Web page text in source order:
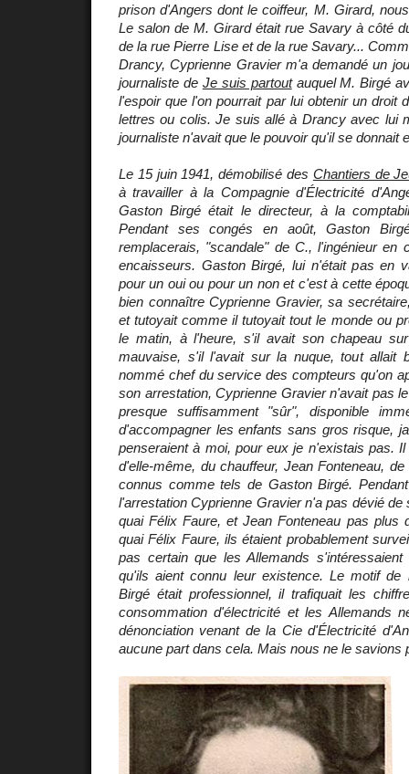
prison d'Angers dont le coiffeur, M. Girard,
Le salon de M. Girard était rue Savary à côté
de la rue Pierre Lise et de la rue Savary...
Drancy, Cyprienne Gravier m'a demandé un
journaliste de Je suis partoutauquel M. Birgé
l'espoir que l'on pourrait par lui obtenir un droit
lettres ou colis. Je suis allé à Drancy avec lui
journaliste n'avait que le pouvoir qu'il se donnait
Le 15 juin 1941, démobilisé des Chantiers de
à travailler à la Compagnie d'Électricité
Gaston Birgé était le directeur, à la
Pendant ses congés en août, Gaston
remplacerais, "scandale" de C., l'ingénieur en
encaisseurs. Gaston Birgé, lui n'était pas en
pour un oui ou pour un non et c'est à cette
bien connaître Cyprienne Gravier, sa
et tutoyait comme il tutoyait tout le monde ou
le matin, à l'heure, s'il avait son chapeau
mauvaise, s'il l'avait sur la nuque, tout allait
nommé chef du service des compteurs qu'on
son arrestation, Cyprienne Gravier n'avait pas
presque suffisamment "sûr", disponible
d'accompagner les enfants sans gros risque,
penseraient à moi, pour eux je n'existais pas.
d'elle-même, du chauffeur, Jean Fonteneau,
connus comme tels de Gaston Birgé.
l'arrestation Cyprienne Gravier n'a pas dévié de
quai Félix Faure, et Jean Fonteneau pas plus
quai Félix Faure, ils étaient probablement
pas certain que les Allemands
qu'ils aient connu leur existence. Le motif de
Birgé était professionnel, il trafiquait les
consommation d'électricité et les Allemands
dénonciation venant de la Cie d'Électricité
aucune part dans cela. Mais nous ne le savions